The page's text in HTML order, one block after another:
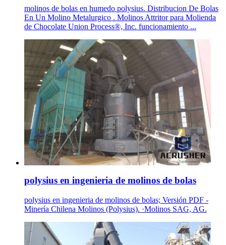
molinos de bolas en humedo polysius. Distribucion De Bolas
En Un Molino Metalurgico . Molinos Attritor para Molienda
de Chocolate Union Process®, Inc. funcionamiento ...
polysius en ingenieria de molinos de bolas
polysius en ingenieria de molinos de bolas; Versión PDF -
Minería Chilena Molinos (Polysius). ·Molinos SAG, AG.